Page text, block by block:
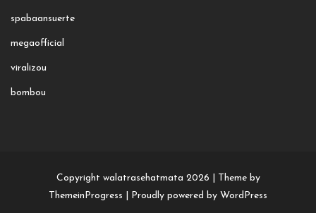
spabaansuerte
megaofficial
viralizou
bombou
Copyright walatrasehatmata 2026 |
Theme by
ThemeinProgress
Proudly powered by WordPress